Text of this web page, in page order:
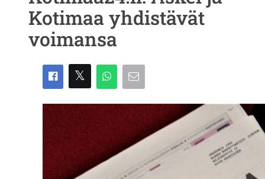
Kotimaa yhdistävät
voimansa